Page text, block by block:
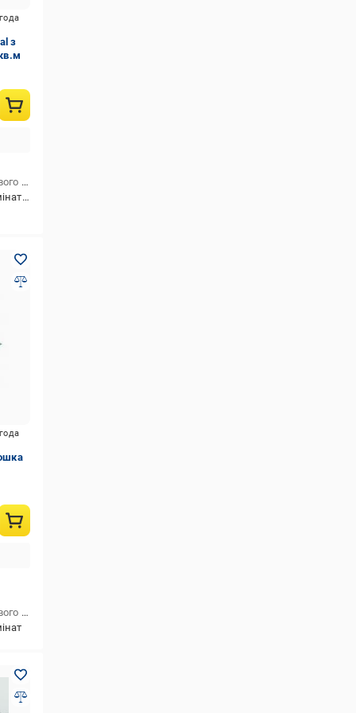
з
Матеріал підкладки для підлогового покриття
дошку
Матеріал підкладки для підлогового покриття